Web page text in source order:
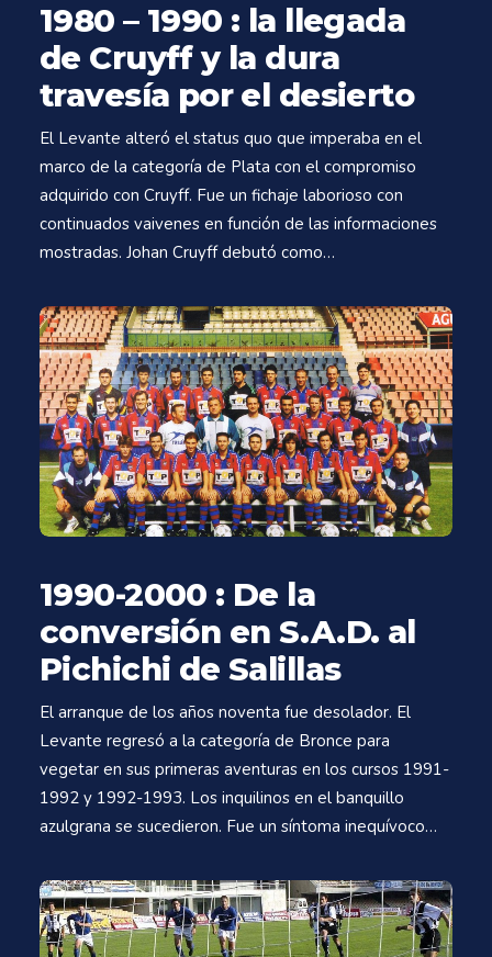
1980 – 1990 : la llegada
de Cruyff y la dura
travesía por el desierto
El Levante alteró el status quo que imperaba en el
marco de la categoría de Plata con el compromiso
adquirido con Cruyff. Fue un fichaje laborioso con
continuados vaivenes en función de las informaciones
mostradas. Johan Cruyff debutó como…
1990-2000 : De la
conversión en S.A.D. al
Pichichi de Salillas
El arranque de los años noventa fue desolador. El
Levante regresó a la categoría de Bronce para
vegetar en sus primeras aventuras en los cursos 1991-
1992 y 1992-1993. Los inquilinos en el banquillo
azulgrana se sucedieron. Fue un síntoma inequívoco…